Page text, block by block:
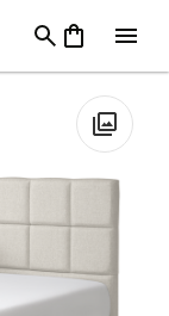
→
TEMPUR
🔍